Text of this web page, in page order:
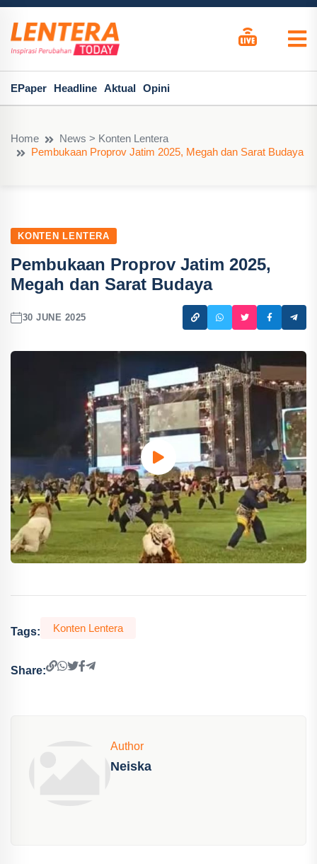
EPaper Headline Aktual Opini
Home
News > Konten Lentera
Pembukaan Proprov Jatim 2025, Megah dan Sarat Budaya
KONTEN LENTERA
Pembukaan Proprov Jatim 2025,
Megah dan Sarat Budaya
30 JUNE 2025
Tags: Konten Lentera
Share:
Author
Neiska